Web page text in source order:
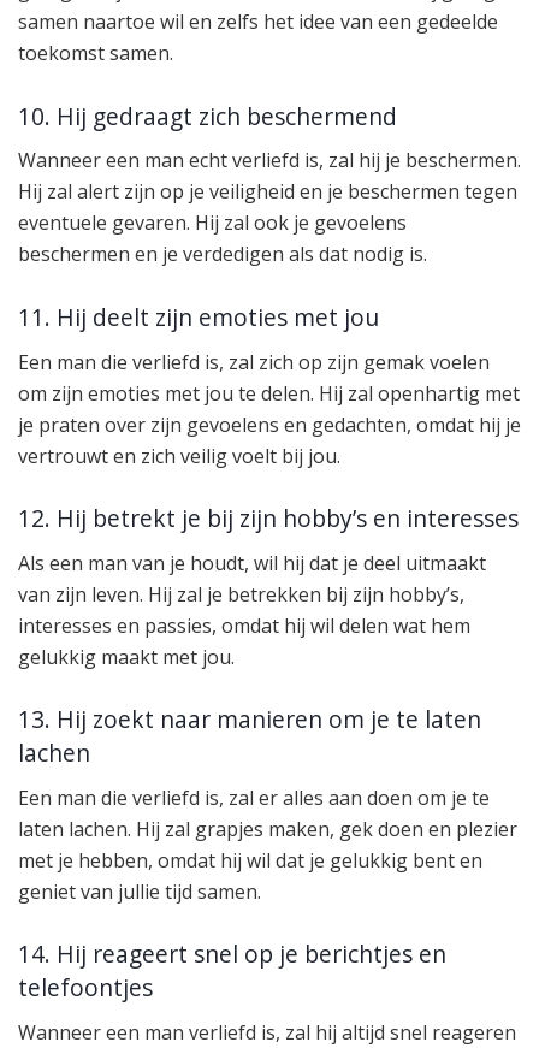
samen naartoe wil en zelfs het idee van een gedeelde
toekomst samen.
10. Hij gedraagt zich beschermend
Wanneer een man echt verliefd is, zal hij je beschermen.
Hij zal alert zijn op je veiligheid en je beschermen tegen
eventuele gevaren. Hij zal ook je gevoelens
beschermen en je verdedigen als dat nodig is.
11. Hij deelt zijn emoties met jou
Een man die verliefd is, zal zich op zijn gemak voelen
om zijn emoties met jou te delen. Hij zal openhartig met
je praten over zijn gevoelens en gedachten, omdat hij je
vertrouwt en zich veilig voelt bij jou.
12. Hij betrekt je bij zijn hobby’s en interesses
Als een man van je houdt, wil hij dat je deel uitmaakt
van zijn leven. Hij zal je betrekken bij zijn hobby’s,
interesses en passies, omdat hij wil delen wat hem
gelukkig maakt met jou.
13. Hij zoekt naar manieren om je te laten
lachen
Een man die verliefd is, zal er alles aan doen om je te
laten lachen. Hij zal grapjes maken, gek doen en plezier
met je hebben, omdat hij wil dat je gelukkig bent en
geniet van jullie tijd samen.
14. Hij reageert snel op je berichtjes en
telefoontjes
Wanneer een man verliefd is, zal hij altijd snel reageren